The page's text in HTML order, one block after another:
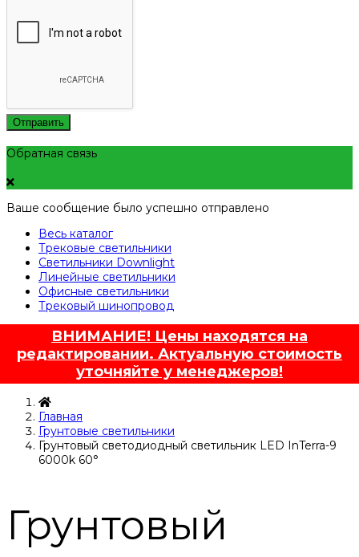
Отправить
Обратная связь
Ваше сообщение было успешно отправлено
Весь каталог
Трековые светильники
Светильники Downlight
Линейные светильники
Офисные светильники
Трековый шинопровод
ВНИМАНИЕ! Цены находятся на
редактировании. Актуальную стоимость
уточняйте у менеджеров!
Главная
Грунтовые светильники
Грунтовый светодиодный светильник LED InTerra-9
6000k 60°
Грунтовый